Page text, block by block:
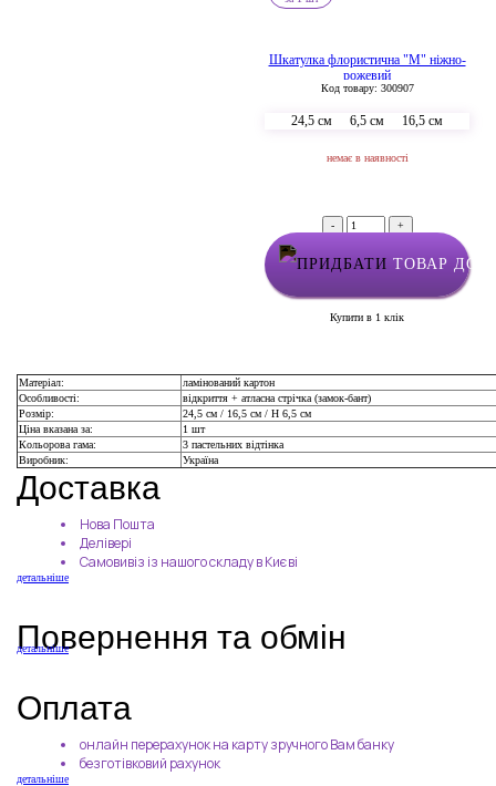
Шкатулка флористична "М" ніжно-
рожевий
Код товару: 300907
24,5 см 6,5 см 16,5 см
немає в наявності
- +
ТОВАР
Купити в 1 клік
Матеріал:
ламінований картон
Особливості:
відкриття + атласна стрічка (замок-бант)
Розмір:
24,5 см / 16,5 см / Н 6,5 см
Ціна вказана за:
1 шт
Кольорова гама:
3 пастельних відтінка
Виробник:
Україна
Доставка
Нова Пошта
Делівері
Самовивіз із нашого складу в Києві
детальніше
Повернення та обмін
детальніше
Оплата
онлайн перерахунок на карту зручного Вам банку
безготівковий рахунок
детальніше